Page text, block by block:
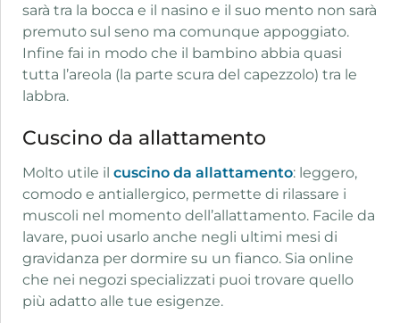
sarà tra la bocca e il nasino e il suo mento non sarà
premuto sul seno ma comunque appoggiato.
Infine fai in modo che il bambino abbia quasi
tutta l’areola (la parte scura del capezzolo) tra le
labbra.
Cuscino da allattamento
Molto utile il cuscino da allattamento: leggero,
comodo e antiallergico, permette di rilassare i
muscoli nel momento dell’allattamento. Facile da
lavare, puoi usarlo anche negli ultimi mesi di
gravidanza per dormire su un fianco. Sia online
che nei negozi specializzati puoi trovare quello
più adatto alle tue esigenze.